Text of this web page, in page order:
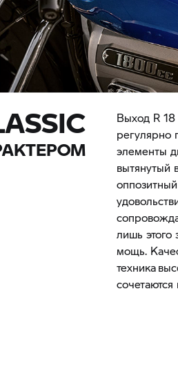
Выход R
регулярно
элементы
вытянутый
лишь этого
мощь.
техника